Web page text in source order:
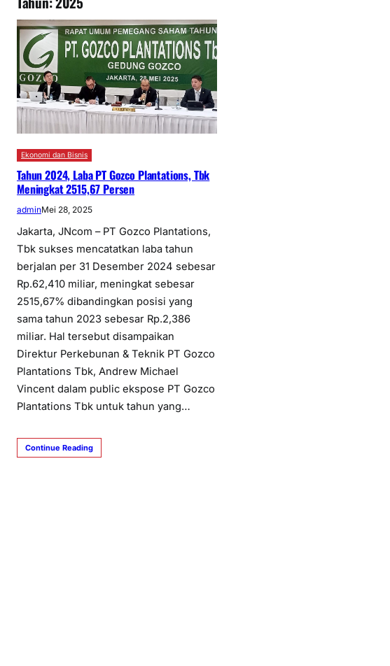
Ekonomi dan Bisnis
Tahun 2024, Laba PT Gozco Plantations, Tbk
Meningkat 2515,67 Persen
adminMei 28, 2025
Jakarta, JNcom – PT Gozco Plantations,
Tbk sukses mencatatkan laba tahun
berjalan per 31 Desember 2024 sebesar
Rp.62,410 miliar, meningkat sebesar
2515,67% dibandingkan posisi yang
sama tahun 2023 sebesar Rp.2,386
miliar. Hal tersebut disampaikan
Direktur Perkebunan & Teknik PT Gozco
Plantations Tbk, Andrew Michael
Vincent dalam public ekspose PT Gozco
Plantations Tbk untuk tahun yang…
Continue Reading